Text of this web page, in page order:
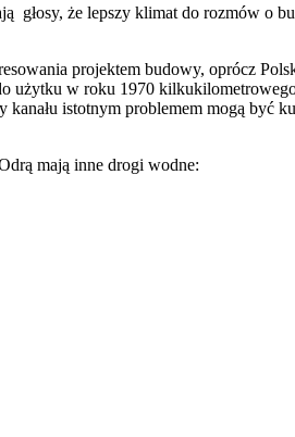
głosy, że lepszy klimat do rozmów o
projektem budowy, oprócz
użytku w roku 1970
istotnym problemem mogą być
mają inne drogi wodne: